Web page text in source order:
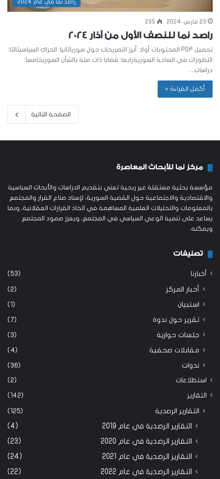
راصد نما في عام 2024
23 مارس، 2024 235
راصد نما للنصف الأول من آذار 2024
تحميل PDF المحتويات أولا: أبرز التصريحات حول سورياثانيا: الحراك السياسيثالثا:
التطورات في الساحة السوريةرابعا: قضايا ذات صلة بالشأن السوريخامسا:
دراسات…
أكمل القراءة »
الصفحة التالية
مركز نما للأبحاث المعاصرة
مؤسسة بحثية مستقلة غير ربحية تعني بتقديم الدراسات والأبحاث السياسية
والاقتصادية والاجتماعية حول القضية السورية، لإسناد صناع القرار والمجتمع
بالمعلومات والتحليلات العلمية المساهمة في اتخاذ القرارات العقلانية، وبما
يساعد على تنمية الوعي السياسي في المجتمع، ويعزز صمود المجتمع
ويمكنه.
تصنيفات
أخبارنا (53)
أخبار المركز (2)
استبيان (1)
تقرير حول ندوة (7)
جلسات حوارية (3)
مقابلات صحفية (4)
ندوات (36)
استطلاعات (2)
التقارير (142)
التقارير الرصدية (125)
التقارير الرصدية في عام 2019
(4)
التقارير الرصدية في عام 2020
(23)
التقارير الرصدية في عام 2021
(24)
التقارير الرصدية في عام 2022
(22)